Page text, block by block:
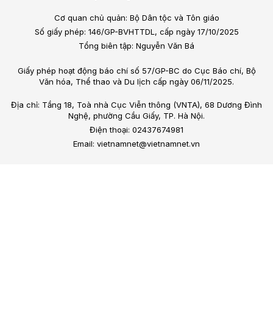
Cơ quan chủ quản: Bộ Dân tộc và Tôn giáo
Số giấy phép: 146/GP-BVHTTDL, cấp ngày 17/10/2025
Tổng biên tập: Nguyễn Văn Bá
Giấy phép hoạt động báo chí số 57/GP-BC do Cục Báo chí, Bộ
Văn hóa, Thể thao và Du lịch cấp ngày 06/11/2025.
Địa chỉ: Tầng 18, Toà nhà Cục Viễn thông (VNTA), 68 Dương Đình
Nghệ, phường Cầu Giấy, TP. Hà Nội.
Điện thoại: 02437674981
Email: vietnamnet@vietnamnet.vn